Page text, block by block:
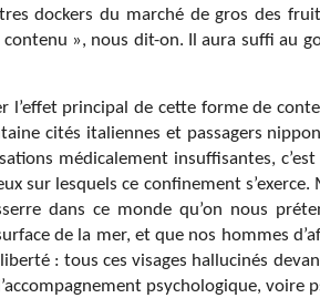
dockers du marché de gros des
», nous dit-on. Il aura suffi au
l’effet principal de cette forme de
cités italiennes et passagers
médicalement insuffisantes,
sur lesquels ce confinement
dans ce monde qu’on nous
de la mer, et que nos hommes
: tous ces visages hallucinés
psychologique, voire